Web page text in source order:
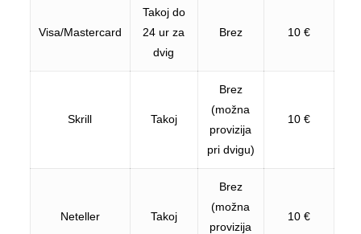
Visa/Mastercard
Takoj do
24 ur za
dvig
Brez 10 €
Skrill Takoj
Brez
(možna
provizija
pri dvigu)
10 €
Neteller Takoj
Brez
(možna
provizija
10 €